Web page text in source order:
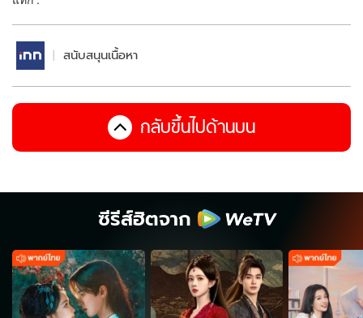
สนับสนุนเนื้อหา
กลับขึ้นไปด้านบน
ซีรีส์ฮิตจาก